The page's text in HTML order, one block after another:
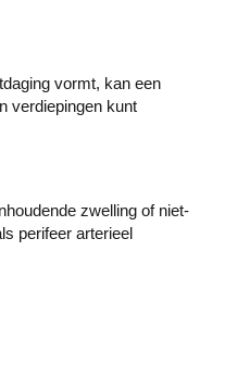
vormt, kan een
verdiepingen kunt
zwelling of niet-
perifeer arterieel